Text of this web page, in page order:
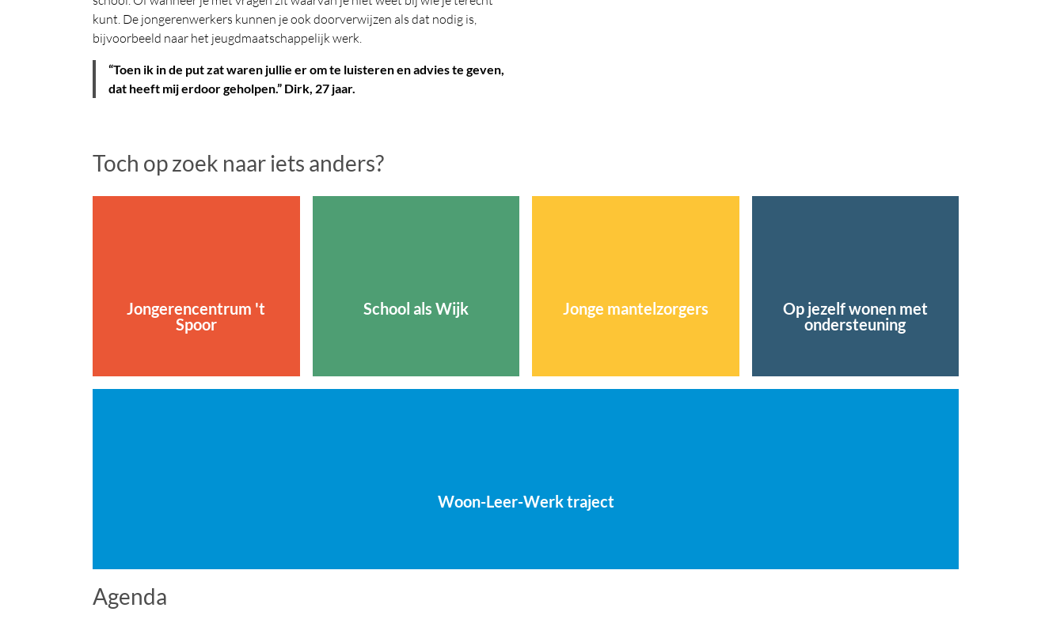
kunt. De jongerenwerkers kunnen je ook doorverwijzen als dat nodig is,
bijvoorbeeld naar het jeugdmaatschappelijk werk.
“Toen ik in de put zat waren jullie er om te luisteren en advies te geven,
dat heeft mij erdoor geholpen.” Dirk, 27 jaar.
Toch op zoek naar iets anders?
Jongerencentrum 't
Spoor
School als Wijk Jonge mantelzorgers
Op jezelf wonen met
ondersteuning
Woon-Leer-Werk traject
Agenda